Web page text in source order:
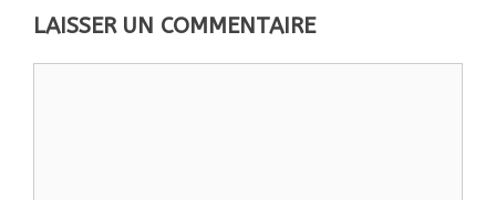
LAISSER UN COMMENTAIRE